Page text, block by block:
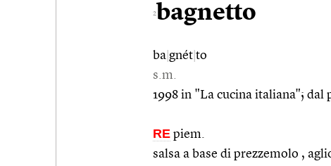
2bagnetto
ba gnét to
s.m.
1998 in "La cucina italiana"; dal
RE piem.
salsa a base di prezzemolo ,